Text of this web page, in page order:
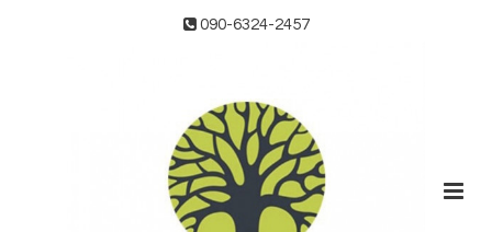
090-6324-2457